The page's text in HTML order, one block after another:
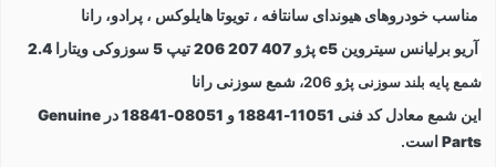
مناسب خودروهای هیوندای سانتافه ، تویوتا هایلوکس ، پرادو، رانا
آریو برلیانس سیتروین c5 پژو 407 207 206 تیپ 5 سوزوکی ویتارا 2.4
شمع پایه بلند سوزنی پژو 206،
شمع سوزنی رانا
این شمع معادلکد فنی 11051-18841 و 08051-18841 در Genuine
Parts است.